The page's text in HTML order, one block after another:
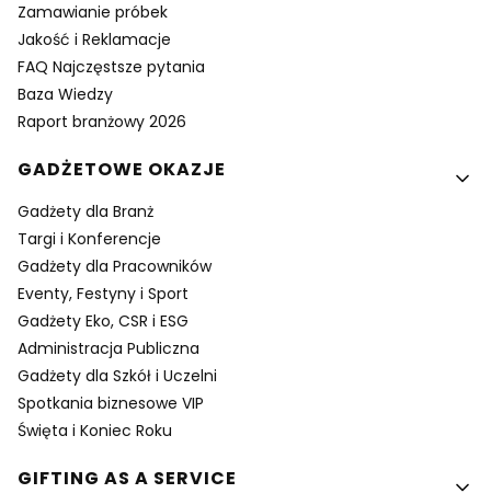
Zamawianie próbek
Jakość i Reklamacje
FAQ Najczęstsze pytania
Baza Wiedzy
Raport branżowy 2026
GADŻETOWE OKAZJE
Gadżety dla Branż
Targi i Konferencje
Gadżety dla Pracowników
Eventy, Festyny i Sport
Gadżety Eko, CSR i ESG
Administracja Publiczna
Gadżety dla Szkół i Uczelni
Spotkania biznesowe VIP
Święta i Koniec Roku
GIFTING AS A SERVICE